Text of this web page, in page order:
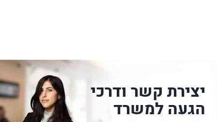
יצירת קשר ודרכי
הגעה למשרד